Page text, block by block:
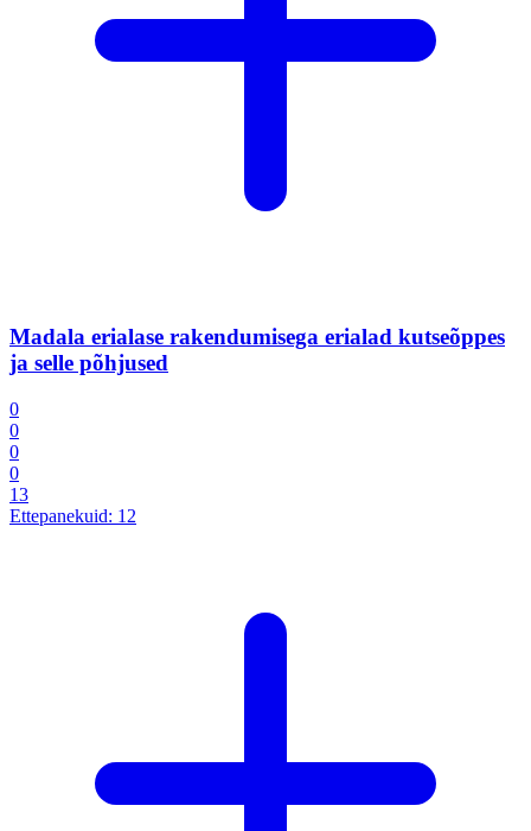
Madala erialase rakendumisega erialad kutseõppes
ja selle põhjused
0
0
0
0
13
Ettepanekuid: 12